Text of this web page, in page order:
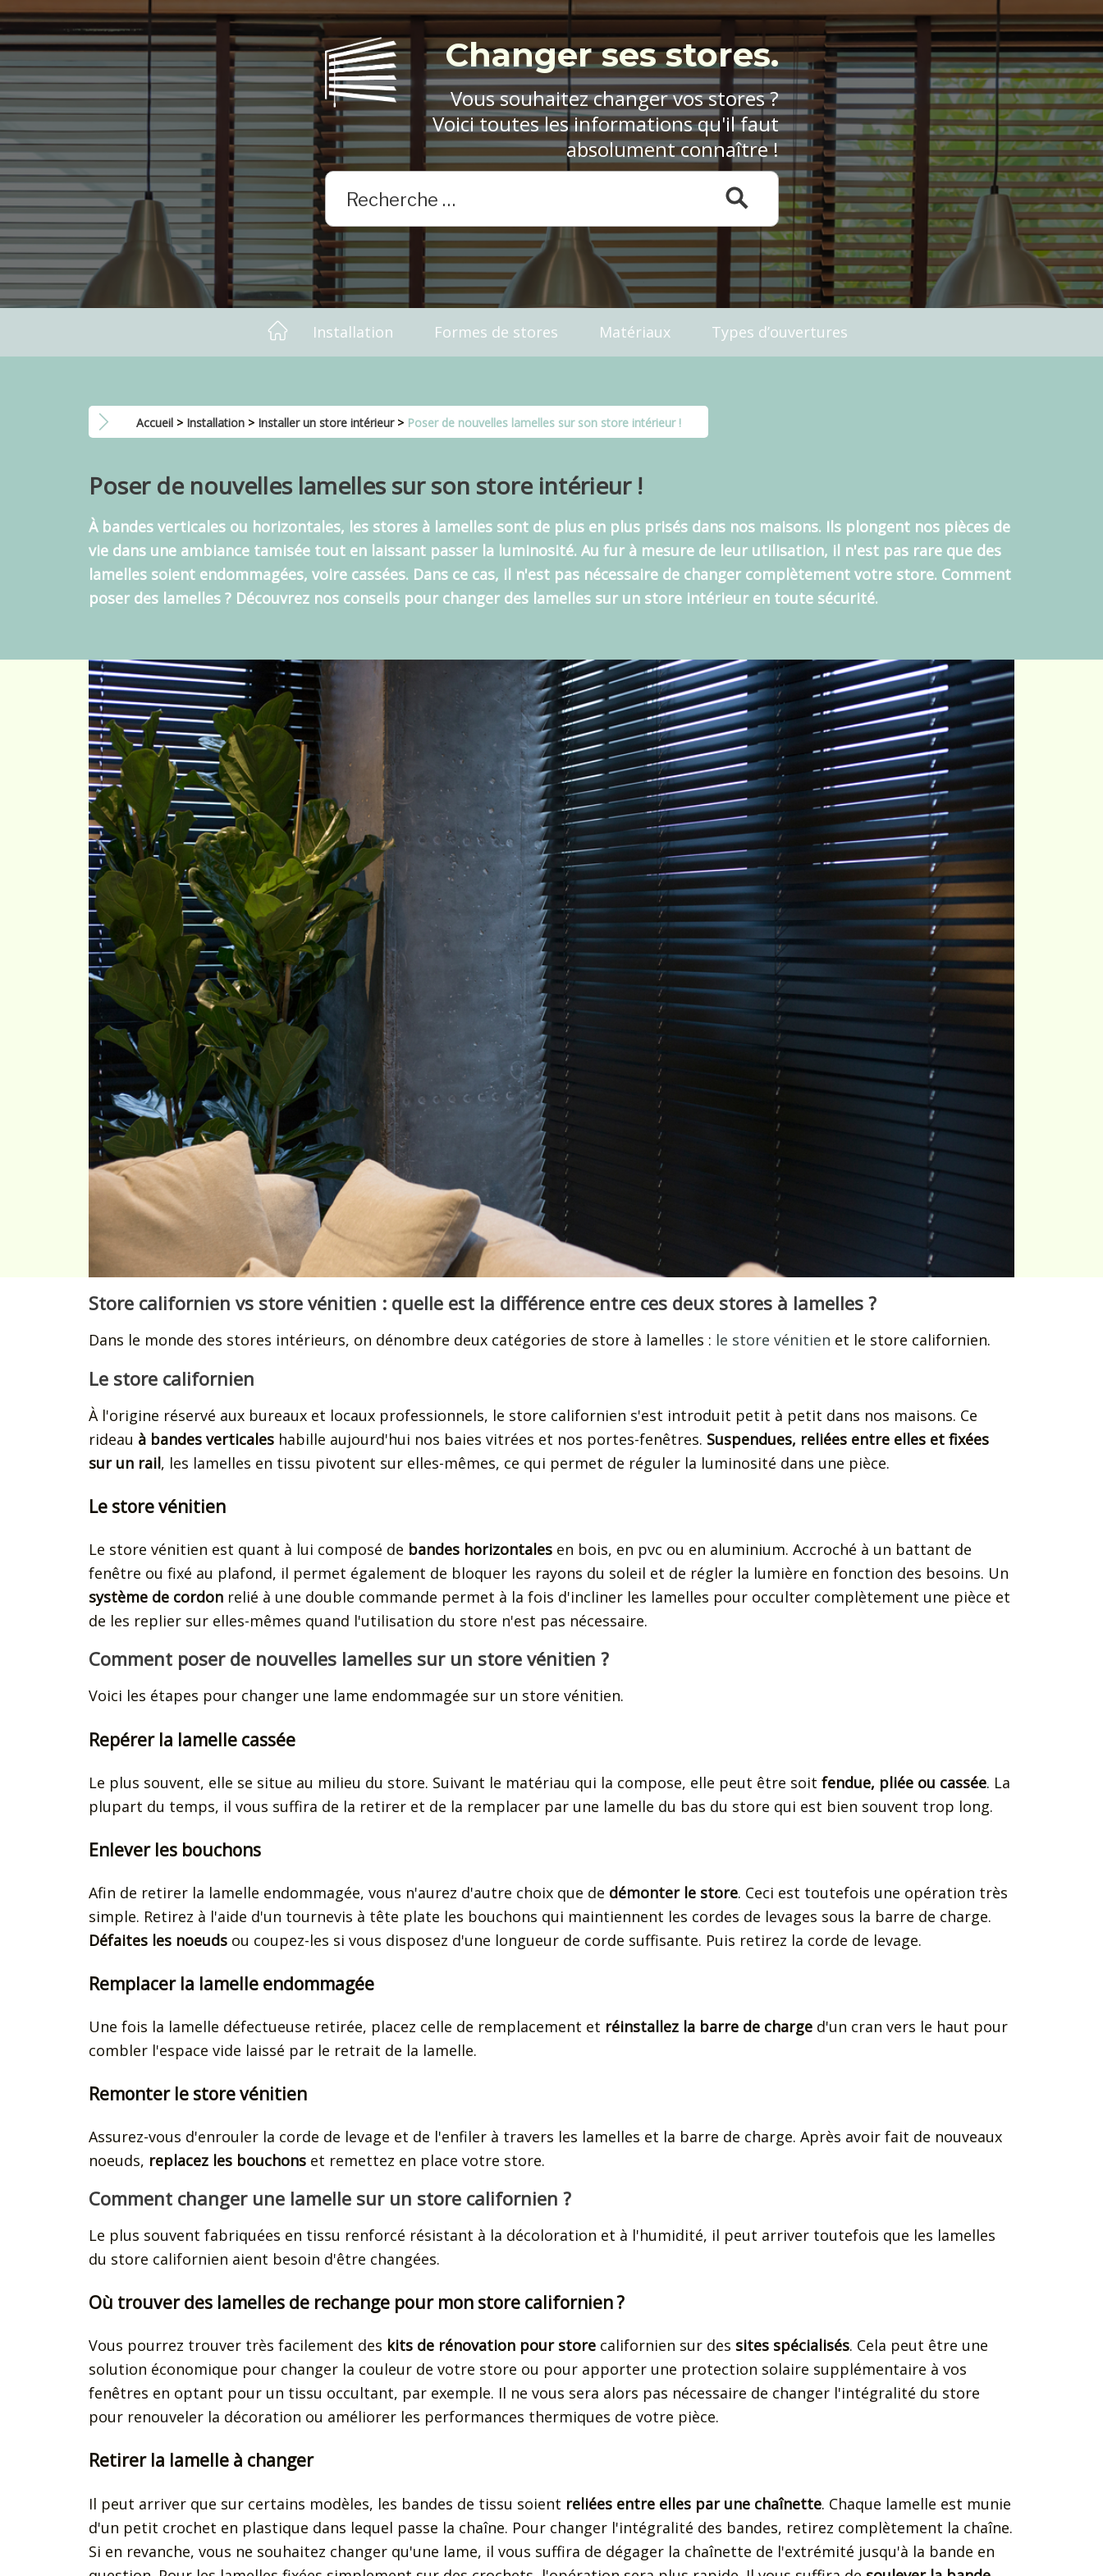
Installation Formes de stores Matériaux Types d’ouvertures
Changer ses stores.
Vous souhaitez changer vos stores ?
Voici toutes les informations qu'il faut
absolument connaître !
Accueil > Installation > Installer un store intérieur> Poser de nouvelles lamelles sur son store intérieur !
Poser de nouvelles lamelles sur son store intérieur !
À bandes verticales ou horizontales, les stores à lamelles sont de plus en plus prisés dans nos maisons. Ils plongent nos pièces de
vie dans une ambiance tamisée tout en laissant passer la luminosité. Au fur à mesure de leur utilisation, il n'est pas rare que des
lamelles soient endommagées, voire cassées. Dans ce cas, il n'est pas nécessaire de changer complètement votre store. Comment
poser des lamelles ? Découvrez nos conseils pour changer des lamelles sur un store intérieur en toute sécurité.
Store californien vs store vénitien : quelle est la différence entre ces deux stores à lamelles ?
Dans le monde des stores intérieurs, on dénombre deux catégories de store à lamelles : le store vénitien et le store californien.
Le store californien
À l'origine réservé aux bureaux et locaux professionnels, le store californien s'est introduit petit à petit dans nos maisons. Ce
rideau à bandes verticales habille aujourd'hui nos baies vitrées et nos portes-fenêtres. Suspendues, reliées entre elles et fixées
sur un rail, les lamelles en tissu pivotent sur elles-mêmes, ce qui permet de réguler la luminosité dans une pièce.
Le store vénitien
Le store vénitien est quant à lui composé de bandes horizontales en bois, en pvc ou en aluminium. Accroché à un battant de
fenêtre ou fixé au plafond, il permet également de bloquer les rayons du soleil et de régler la lumière en fonction des besoins. Un
système de cordon relié à une double commande permet à la fois d'incliner les lamelles pour occulter complètement une pièce et
de les replier sur elles-mêmes quand l'utilisation du store n'est pas nécessaire.
Comment poser de nouvelles lamelles sur un store vénitien ?
Voici les étapes pour changer une lame endommagée sur un store vénitien.
Repérer la lamelle cassée
Le plus souvent, elle se situe au milieu du store. Suivant le matériau qui la compose, elle peut être soit fendue, pliée ou cassée. La
plupart du temps, il vous suffira de la retirer et de la remplacer par une lamelle du bas du store qui est bien souvent trop long.
Enlever les bouchons
Afin de retirer la lamelle endommagée, vous n'aurez d'autre choix que de démonter le store. Ceci est toutefois une opération très
simple. Retirez à l'aide d'un tournevis à tête plate les bouchons qui maintiennent les cordes de levages sous la barre de charge.
Défaites les noeuds ou coupez-les si vous disposez d'une longueur de corde suffisante. Puis retirez la corde de levage.
Remplacer la lamelle endommagée
Une fois la lamelle défectueuse retirée, placez celle de remplacement et réinstallez la barre de charge d'un cran vers le haut pour
combler l'espace vide laissé par le retrait de la lamelle.
Remonter le store vénitien
Assurez-vous d'enrouler la corde de levage et de l'enfiler à travers les lamelles et la barre de charge. Après avoir fait de nouveaux
noeuds, replacez les bouchons et remettez en place votre store.
Comment changer une lamelle sur un store californien ?
Le plus souvent fabriquées en tissu renforcé résistant à la décoloration et à l'humidité, il peut arriver toutefois que les lamelles
du store californien aient besoin d'être changées.
Où trouver des lamelles de rechange pour mon store californien ?
Vous pourrez trouver très facilement des kits de rénovation pour store californien sur des sites spécialisés. Cela peut être une
solution économique pour changer la couleur de votre store ou pour apporter une protection solaire supplémentaire à vos
fenêtres en optant pour un tissu occultant, par exemple. Il ne vous sera alors pas nécessaire de changer l'intégralité du store
pour renouveler la décoration ou améliorer les performances thermiques de votre pièce.
Retirer la lamelle à changer
Il peut arriver que sur certains modèles, les bandes de tissu soient reliées entre elles par une chaînette. Chaque lamelle est munie
d'un petit crochet en plastique dans lequel passe la chaîne. Pour changer l'intégralité des bandes, retirez complètement la chaîne.
Si en revanche, vous ne souhaitez changer qu'une lame, il vous suffira de dégager la chaînette de l'extrémité jusqu'à la bande en